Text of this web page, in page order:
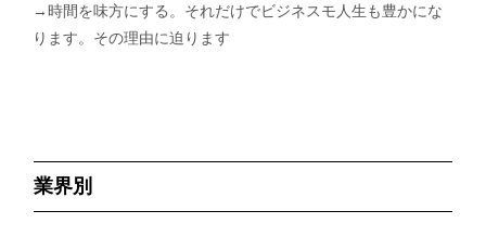
→時間を味方にする。それだけでビジネスモ人生も豊かにな
ります。その理由に迫ります
業界別